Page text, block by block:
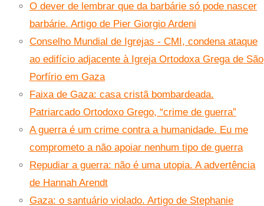
O dever de lembrar que da barbárie só pode nascer
barbárie. Artigo de Pier Giorgio Ardeni
Conselho Mundial de Igrejas - CMI, condena ataque
ao edifício adjacente à Igreja Ortodoxa Grega de São
Porfírio em Gaza
Faixa de Gaza: casa cristã bombardeada.
Patriarcado Ortodoxo Grego, “crime de guerra”
A guerra é um crime contra a humanidade. Eu me
comprometo a não apoiar nenhum tipo de guerra
Repudiar a guerra: não é uma utopia. A advertência
de Hannah Arendt
Gaza: o santuário violado. Artigo de Stephanie